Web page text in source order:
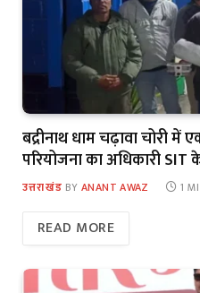
बद्रीनाथ धाम चढ़ावा चोरी में
परियोजना का अधिकारी SIT
उत्तराखंड BY ANANT AWAZ 1
READ MORE